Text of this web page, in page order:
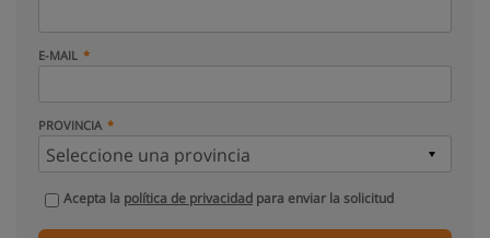
E-MAIL
PROVINCIA
Acepta la política de privacidad para enviar la solicitud